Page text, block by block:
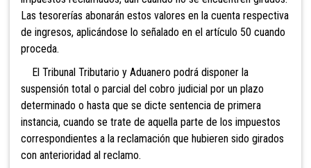
Las tesorerías abonarán estos valores en la cuenta respectiva
de ingresos, aplicándose lo señalado en el artículo 50 cuando
proceda.
El Tribunal Tributario y Aduanero podrá disponer la
suspensión total o parcial del cobro judicial por un plazo
determinado o hasta que se dicte sentencia de primera
instancia, cuando se trate de aquella parte de los impuestos
correspondientes a la reclamación que hubieren sido girados
con anterioridad al reclamo.